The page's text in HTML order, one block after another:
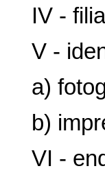
IV -
V -
a)
b)
VI -